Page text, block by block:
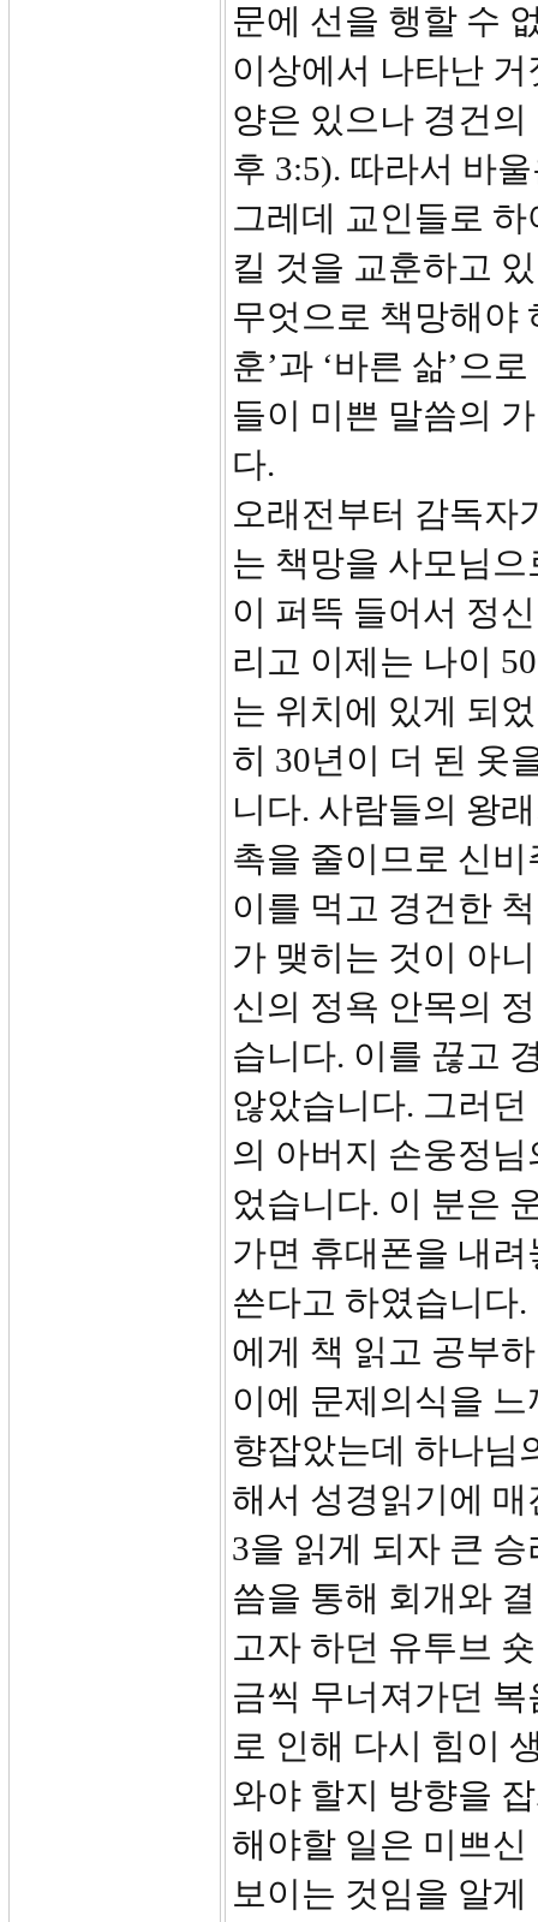
문에 선을 행할 수
이상에서 나타난
양은 있으나 경건
후 3:5). 따라서 바
그레데 교인들로
킬 것을 교훈하고
무엇으로 책망해야
훈’과 ‘바른 삶’으
들이 미쁜 말씀의
다.
오래전부터 감독자
는 책망을 사모님
이 퍼뜩 들어서 정
리고 이제는 나이
는 위치에 있게 되
히 30년이 더 된 옷
니다. 사람들의 왕
촉을 줄이므로 신
이를 먹고 경건한
가 맺히는 것이 아
신의 정욕 안목의
습니다. 이를 끊고
않았습니다. 그러
의 아버지 손웅정
었습니다. 이 분은
가면 휴대폰을 내
쓴다고 하였습니다
에게 책 읽고 공부
이에 문제의식을
향잡았는데 하나님
해서 성경읽기에
3을 읽게 되자 큰
씀을 통해 회개와
고자 하던 유투브
금씩 무너져가던
로 인해 다시 힘이
와야 할지 방향을
해야할 일은 미쁘
보이는 것임을 알